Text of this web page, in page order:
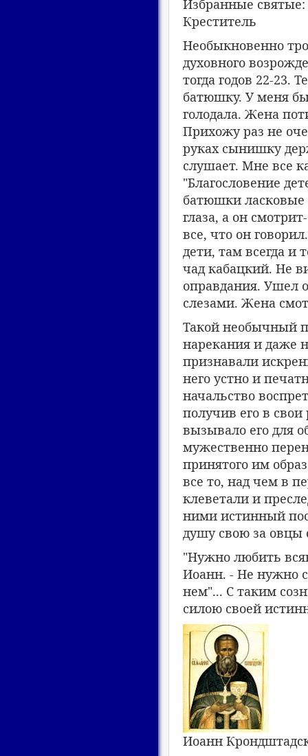
Избранные
Креститель
Необыкновенно
духовного
тогда годов 22-23.
батюшку. У меня
голодала. Жена
Прихожу раз не
руках сынишку
слушает. Мне все
"Благословение
батюшки ласковые
глаза, а он
все, что он
дети, там всегда и
чад кабацкий. Не
оправдания. Ушел
слезами. Жена
Такой необычный
нарекания и даже
признавали
него устно и
начальство
получив его в
вызывало его для
мужественно
принятого им
все то, над чем в
клеветали и
ними истинный
душу свою за овцы
"Нужно любить
Иоанн. - Не нужно
нем"... С таким
силою своей
Иоанн